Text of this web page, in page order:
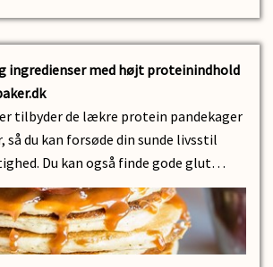
ingredienser med højt proteinindhold
tilbyder de lækre protein pandekager
du kan forsøde din sunde livsstil
Du kan også finde gode glut…